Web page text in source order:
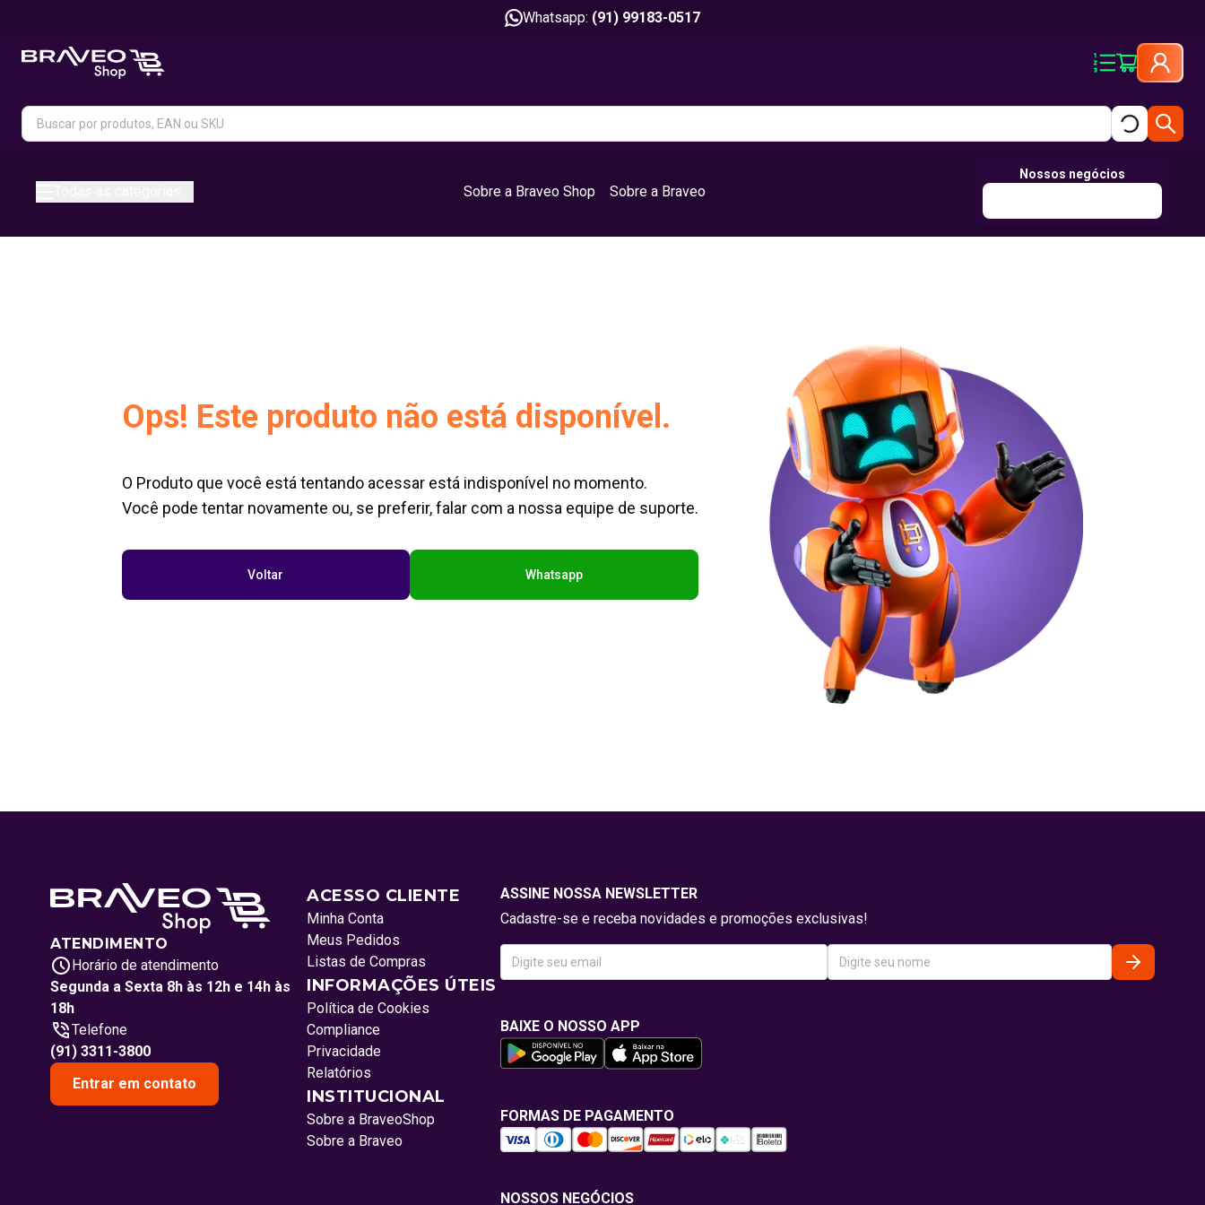
Whatsapp: (91) 99183-0517
Sobre a Braveo Shop Sobre a Braveo
Nossos negócios
Ops! Este produto não está disponível.
O Produto que você está tentando acessar está indisponível no momento.
Você pode tentar novamente ou, se preferir, falar com a nossa equipe de suporte.
Voltar Whatsapp
ATENDIMENTO
Horário de atendimento
Segunda a Sexta 8h às 12h e 14h às
18h
Telefone
(91) 3311-3800
Entrar em contato
ACESSO CLIENTE
Minha Conta
Meus Pedidos
Listas de Compras
INFORMAÇÕES ÚTEIS
Política de Cookies
Compliance
Privacidade
Relatórios
INSTITUCIONAL
Sobre a BraveoShop
Sobre a Braveo
ASSINE NOSSA NEWSLETTER
Cadastre-se e receba novidades e promoções exclusivas!
BAIXE O NOSSO APP
FORMAS DE PAGAMENTO
NOSSOS NEGÓCIOS